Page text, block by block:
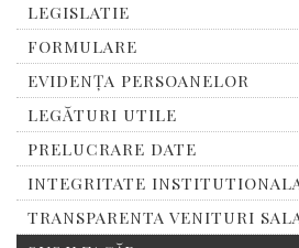
LEGISLATIE
FORMULARE
EVIDENȚA PERSOANELOR
LEGĂTURI UTILE
PRELUCRARE DATE
INTEGRITATE
TRANSPARENTA VENITURI